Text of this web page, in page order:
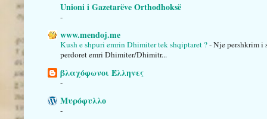
Unioni i Gazetarëve Orthodhoksë
-
www.mendoj.me
Kush e shpuri emrin Dhimiter tek shqiptaret ?-Nje pershkrim i
perdoret emri Dhimiter/Dhimitr...
βλαχόφωνοι Έλληνες
-
Μυρόφυλλο
-